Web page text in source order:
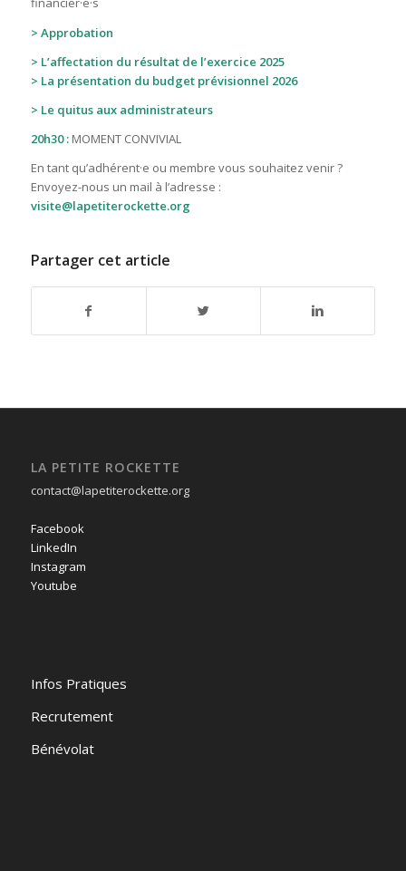
> Approbation
> L’affectation du résultat de l’exercice 2025
> La présentation du budget prévisionnel 2026
> Le quitus aux administrateurs
20h30 :MOMENT CONVIVIAL
En tant qu’adhérent·e ou membre vous souhaitez venir ?
Envoyez-nous un mail à l’adresse :
visite@lapetiterockette.org
Partager cet article
LA PETITE ROCKETTE
contact@lapetiterockette.org
Facebook
LinkedIn
Instagram
Youtube
Infos Pratiques
Recrutement
Bénévolat